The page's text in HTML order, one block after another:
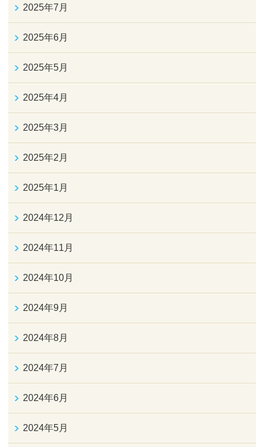
2025年7月
2025年6月
2025年5月
2025年4月
2025年3月
2025年2月
2025年1月
2024年12月
2024年11月
2024年10月
2024年9月
2024年8月
2024年7月
2024年6月
2024年5月